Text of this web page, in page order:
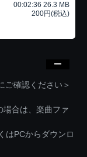
00:02:36 26.3 MB
200円(税込)
確認ください＞
合は、楽曲ファ
はPCからダウンロ